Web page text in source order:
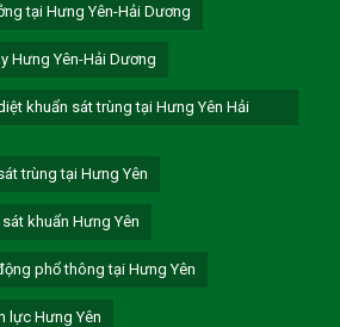
tại Hưng Yên-Hải Dương
Hưng Yên-Hải Dương
khuẩn sát trùng tại Hưng Yên Hải
trùng tại Hưng Yên
khuẩn Hưng Yên
phổ thông tại Hưng Yên
lực Hưng Yên